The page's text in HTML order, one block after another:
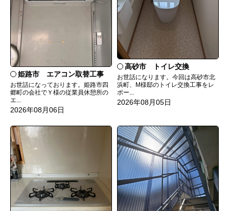
姫路市 エアコン取替工事
お世話になっております。姫路市四
郷町の会社でＹ様の従業員休憩所の
エ...
2026年08月06日
高砂市 トイレ交換
お世話になります。今回は高砂市北
浜町、M様邸のトイレ交換工事をレ
ポー...
2026年08月05日